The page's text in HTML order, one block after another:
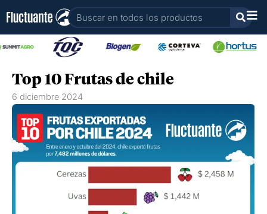
contenido
Buscar
Top 10 Frutas de chile
6 diciembre 2024